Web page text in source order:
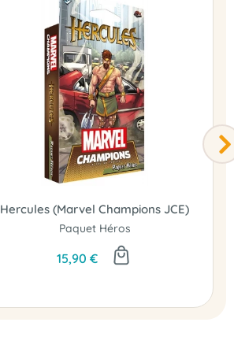
Hercules (Marvel Champions JCE)
Paquet Héros
15,90 €